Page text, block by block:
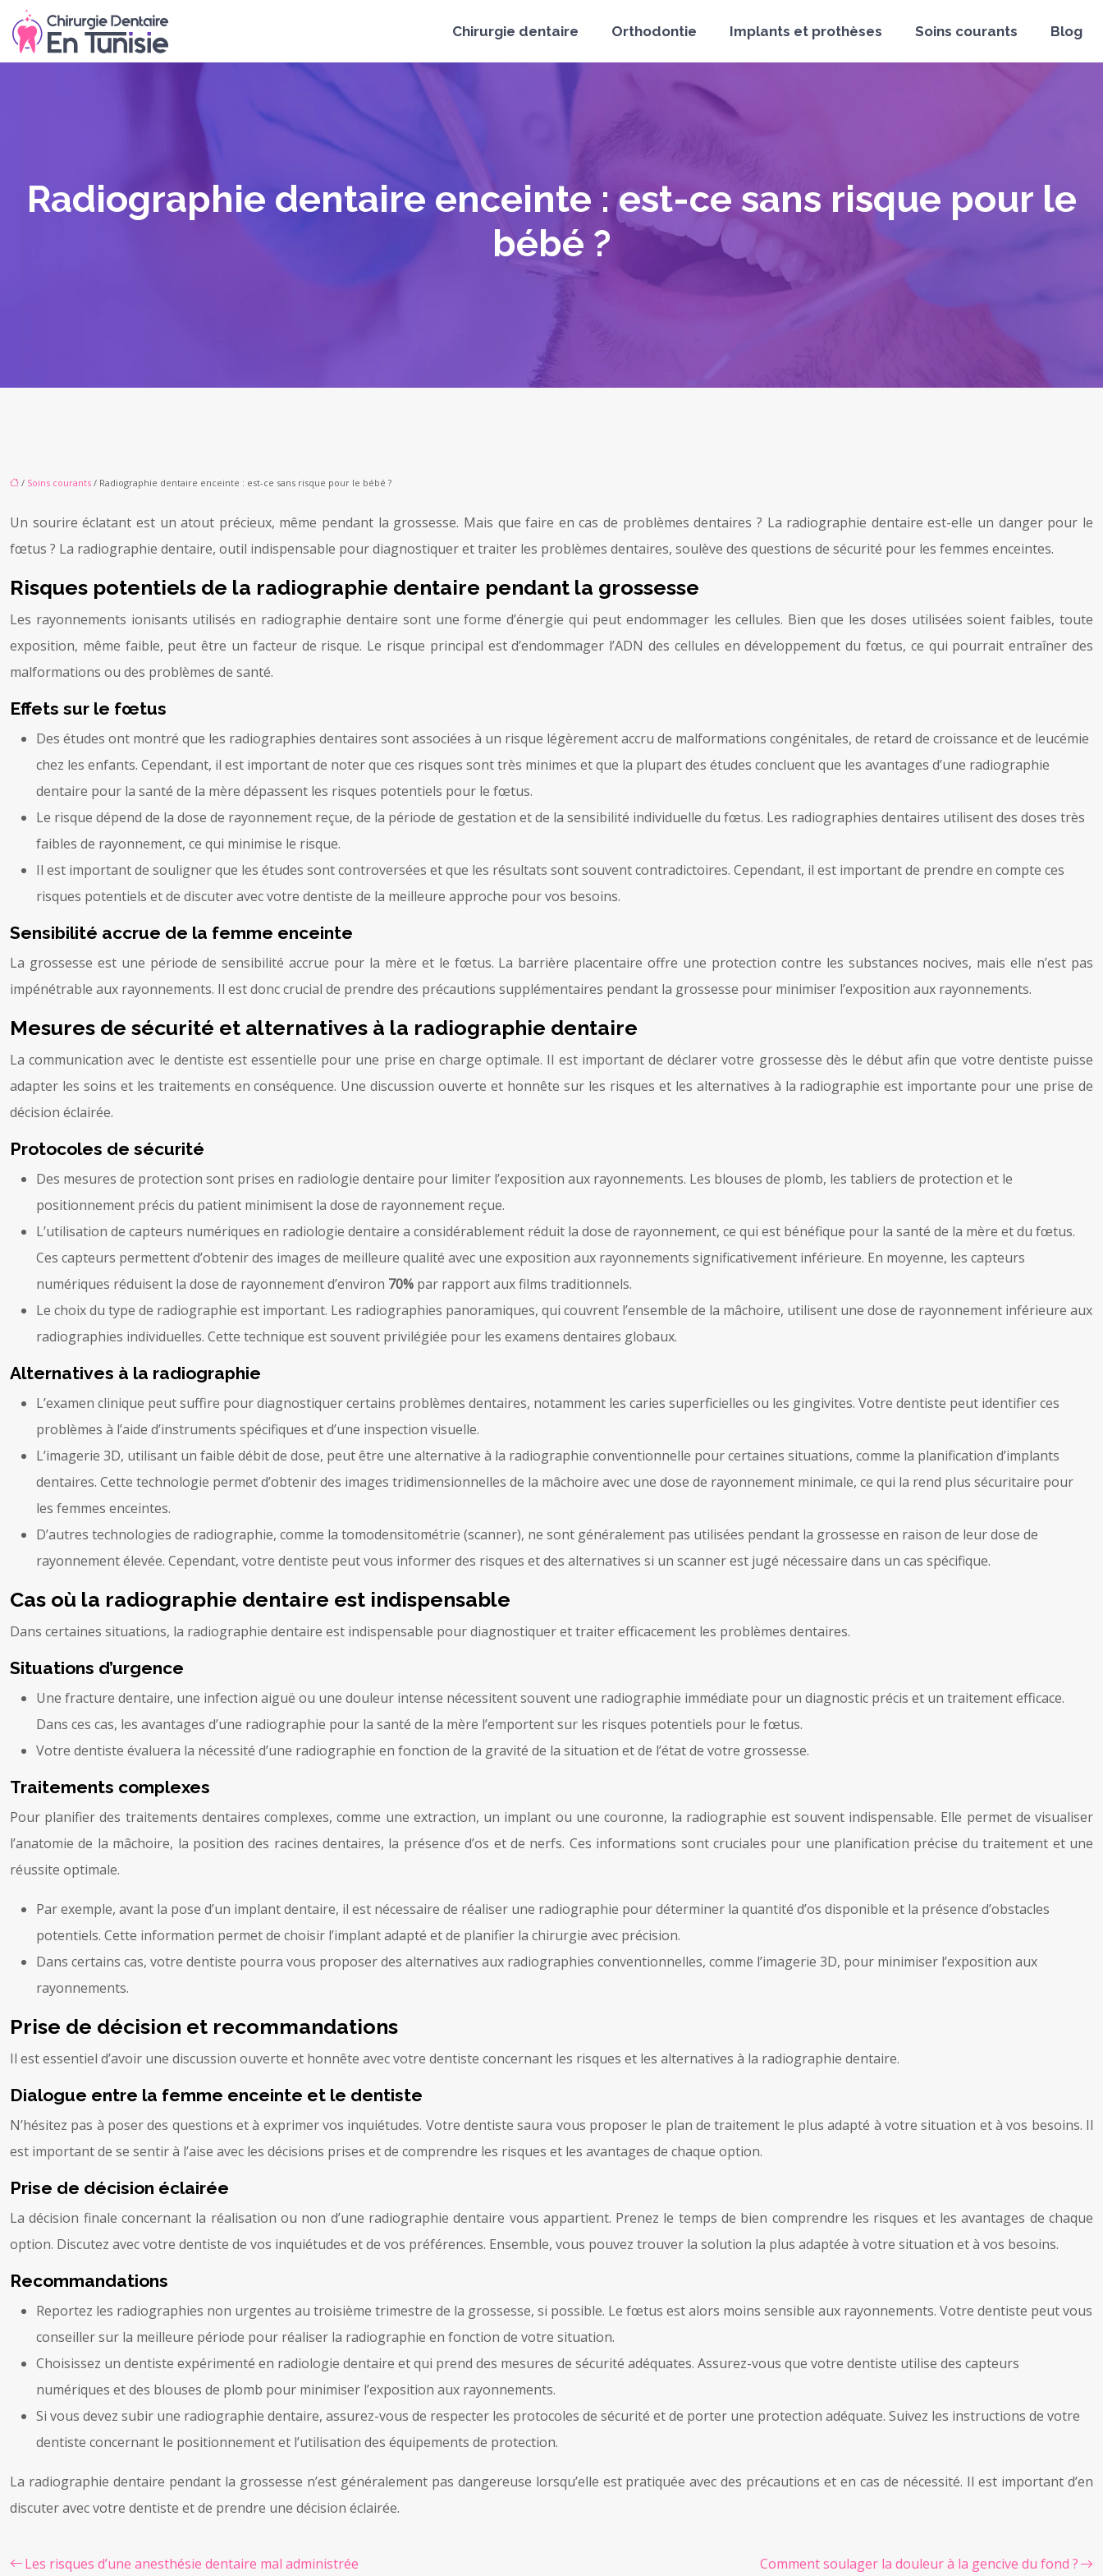
Chirurgie dentaire Orthodontie Implants et prothèses Soins courants Blog
Radiographie dentaire enceinte : est-ce sans risque pour le
bébé ?
/ Soins courants / Radiographie dentaire enceinte : est-ce sans risque pour le bébé ?
Un sourire éclatant est un atout précieux, même pendant la grossesse. Mais que faire en cas de problèmes dentaires ? La radiographie dentaire est-elle un danger pour le
fœtus ? La radiographie dentaire, outil indispensable pour diagnostiquer et traiter les problèmes dentaires, soulève des questions de sécurité pour les femmes enceintes.
Risques potentiels de la radiographie dentaire pendant la grossesse
Les rayonnements ionisants utilisés en radiographie dentaire sont une forme d’énergie qui peut endommager les cellules. Bien que les doses utilisées soient faibles, toute
exposition, même faible, peut être un facteur de risque. Le risque principal est d’endommager l’ADN des cellules en développement du fœtus, ce qui pourrait entraîner des
malformations ou des problèmes de santé.
Effets sur le fœtus
Des études ont montré que les radiographies dentaires sont associées à un risque légèrement accru de malformations congénitales, de retard de croissance et de leucémie
chez les enfants. Cependant, il est important de noter que ces risques sont très minimes et que la plupart des études concluent que les avantages d’une radiographie
dentaire pour la santé de la mère dépassent les risques potentiels pour le fœtus.
Le risque dépend de la dose de rayonnement reçue, de la période de gestation et de la sensibilité individuelle du fœtus. Les radiographies dentaires utilisent des doses très
faibles de rayonnement, ce qui minimise le risque.
Il est important de souligner que les études sont controversées et que les résultats sont souvent contradictoires. Cependant, il est important de prendre en compte ces
risques potentiels et de discuter avec votre dentiste de la meilleure approche pour vos besoins.
Sensibilité accrue de la femme enceinte
La grossesse est une période de sensibilité accrue pour la mère et le fœtus. La barrière placentaire offre une protection contre les substances nocives, mais elle n’est pas
impénétrable aux rayonnements. Il est donc crucial de prendre des précautions supplémentaires pendant la grossesse pour minimiser l’exposition aux rayonnements.
Mesures de sécurité et alternatives à la radiographie dentaire
La communication avec le dentiste est essentielle pour une prise en charge optimale. Il est important de déclarer votre grossesse dès le début afin que votre dentiste puisse
adapter les soins et les traitements en conséquence. Une discussion ouverte et honnête sur les risques et les alternatives à la radiographie est importante pour une prise de
décision éclairée.
Protocoles de sécurité
Des mesures de protection sont prises en radiologie dentaire pour limiter l’exposition aux rayonnements. Les blouses de plomb, les tabliers de protection et le
positionnement précis du patient minimisent la dose de rayonnement reçue.
L’utilisation de capteurs numériques en radiologie dentaire a considérablement réduit la dose de rayonnement, ce qui est bénéfique pour la santé de la mère et du fœtus.
Ces capteurs permettent d’obtenir des images de meilleure qualité avec une exposition aux rayonnements significativement inférieure. En moyenne, les capteurs
numériques réduisent la dose de rayonnement d’environ 70% par rapport aux films traditionnels.
Le choix du type de radiographie est important. Les radiographies panoramiques, qui couvrent l’ensemble de la mâchoire, utilisent une dose de rayonnement inférieure aux
radiographies individuelles. Cette technique est souvent privilégiée pour les examens dentaires globaux.
Alternatives à la radiographie
L’examen clinique peut suffire pour diagnostiquer certains problèmes dentaires, notamment les caries superficielles ou les gingivites. Votre dentiste peut identifier ces
problèmes à l’aide d’instruments spécifiques et d’une inspection visuelle.
L’imagerie 3D, utilisant un faible débit de dose, peut être une alternative à la radiographie conventionnelle pour certaines situations, comme la planification d’implants
dentaires. Cette technologie permet d’obtenir des images tridimensionnelles de la mâchoire avec une dose de rayonnement minimale, ce qui la rend plus sécuritaire pour
les femmes enceintes.
D’autres technologies de radiographie, comme la tomodensitométrie (scanner), ne sont généralement pas utilisées pendant la grossesse en raison de leur dose de
rayonnement élevée. Cependant, votre dentiste peut vous informer des risques et des alternatives si un scanner est jugé nécessaire dans un cas spécifique.
Cas où la radiographie dentaire est indispensable
Dans certaines situations, la radiographie dentaire est indispensable pour diagnostiquer et traiter efficacement les problèmes dentaires.
Situations d’urgence
Une fracture dentaire, une infection aiguë ou une douleur intense nécessitent souvent une radiographie immédiate pour un diagnostic précis et un traitement efficace.
Dans ces cas, les avantages d’une radiographie pour la santé de la mère l’emportent sur les risques potentiels pour le fœtus.
Votre dentiste évaluera la nécessité d’une radiographie en fonction de la gravité de la situation et de l’état de votre grossesse.
Traitements complexes
Pour planifier des traitements dentaires complexes, comme une extraction, un implant ou une couronne, la radiographie est souvent indispensable. Elle permet de visualiser
l’anatomie de la mâchoire, la position des racines dentaires, la présence d’os et de nerfs. Ces informations sont cruciales pour une planification précise du traitement et une
réussite optimale.
Par exemple, avant la pose d’un implant dentaire, il est nécessaire de réaliser une radiographie pour déterminer la quantité d’os disponible et la présence d’obstacles
potentiels. Cette information permet de choisir l’implant adapté et de planifier la chirurgie avec précision.
Dans certains cas, votre dentiste pourra vous proposer des alternatives aux radiographies conventionnelles, comme l’imagerie 3D, pour minimiser l’exposition aux
rayonnements.
Prise de décision et recommandations
Il est essentiel d’avoir une discussion ouverte et honnête avec votre dentiste concernant les risques et les alternatives à la radiographie dentaire.
Dialogue entre la femme enceinte et le dentiste
N’hésitez pas à poser des questions et à exprimer vos inquiétudes. Votre dentiste saura vous proposer le plan de traitement le plus adapté à votre situation et à vos besoins. Il
est important de se sentir à l’aise avec les décisions prises et de comprendre les risques et les avantages de chaque option.
Prise de décision éclairée
La décision finale concernant la réalisation ou non d’une radiographie dentaire vous appartient. Prenez le temps de bien comprendre les risques et les avantages de chaque
option. Discutez avec votre dentiste de vos inquiétudes et de vos préférences. Ensemble, vous pouvez trouver la solution la plus adaptée à votre situation et à vos besoins.
Recommandations
Reportez les radiographies non urgentes au troisième trimestre de la grossesse, si possible. Le fœtus est alors moins sensible aux rayonnements. Votre dentiste peut vous
conseiller sur la meilleure période pour réaliser la radiographie en fonction de votre situation.
Choisissez un dentiste expérimenté en radiologie dentaire et qui prend des mesures de sécurité adéquates. Assurez-vous que votre dentiste utilise des capteurs
numériques et des blouses de plomb pour minimiser l’exposition aux rayonnements.
Si vous devez subir une radiographie dentaire, assurez-vous de respecter les protocoles de sécurité et de porter une protection adéquate. Suivez les instructions de votre
dentiste concernant le positionnement et l’utilisation des équipements de protection.
La radiographie dentaire pendant la grossesse n’est généralement pas dangereuse lorsqu’elle est pratiquée avec des précautions et en cas de nécessité. Il est important d’en
discuter avec votre dentiste et de prendre une décision éclairée.
Les risques d’une anesthésie dentaire mal administrée Comment soulager la douleur à la gencive du fond ?